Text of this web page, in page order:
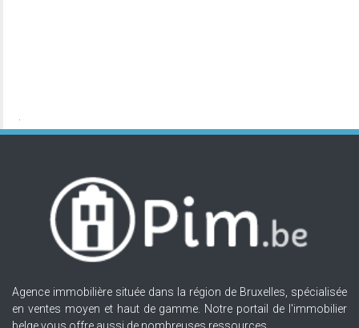
Agence immobilière située dans la région de Bruxelles, spécialisée
en ventes moyen et haut de gamme. Notre portail de l'immobilier